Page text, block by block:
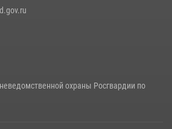
охраны Росгвардии по